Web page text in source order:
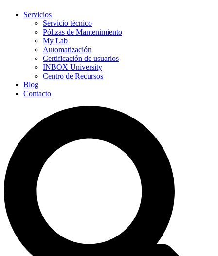
Servicios
Servicio técnico
Pólizas de Mantenimiento
My Lab
Automatización
Certificación de usuarios
INBOX University
Centro de Recursos
Blog
Contacto